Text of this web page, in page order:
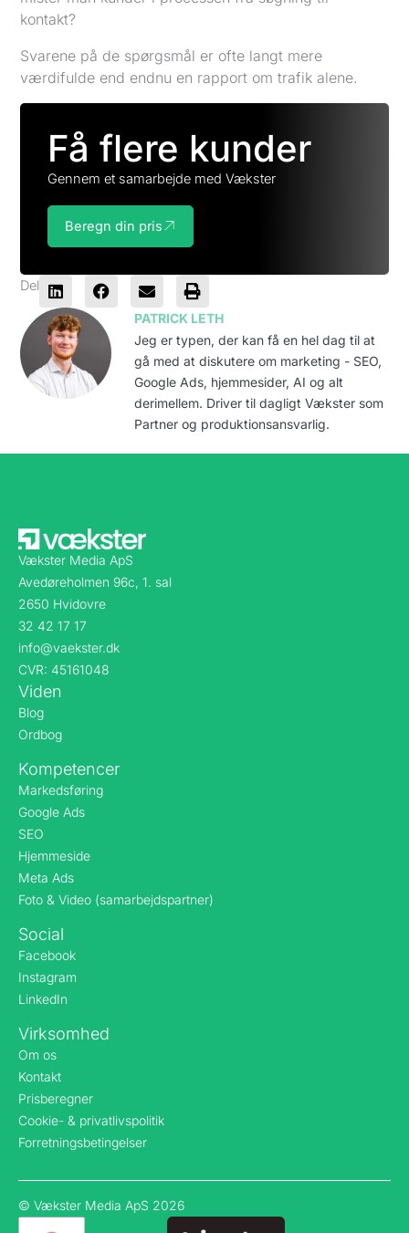
kontakt?
Svarene på de spørgsmål er ofte langt mere
værdifulde end endnu en rapport om trafik alene.
Få flere kunder
Gennem et samarbejde med Vækster
Beregn din pris
Del
PATRICK LETH
Jeg er typen, der kan få en hel dag til at
gå med at diskutere om marketing - SEO,
Google Ads, hjemmesider, AI og alt
derimellem. Driver til dagligt Vækster som
Partner og produktionsansvarlig.
Vækster Media ApS
Avedøreholmen 96c, 1. sal
2650 Hvidovre
32 42 17 17
info@vaekster.dk
CVR: 45161048
Viden
Blog
Ordbog
Kompetencer
Markedsføring
Google Ads
SEO
Hjemmeside
Meta Ads
Foto & Video (samarbejdspartner)
Social
Facebook
Instagram
LinkedIn
Virksomhed
Om os
Kontakt
Prisberegner
Cookie- & privatlivspolitik
Forretningsbetingelser
© Vækster Media ApS 2026